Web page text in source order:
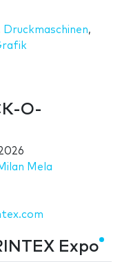
Druckmaschinen,
O-
Mela
Expo